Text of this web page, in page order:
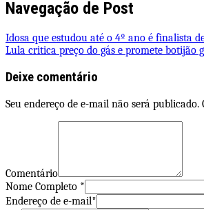
Navegação de Post
Idosa que estudou até o 4º ano é finalista
Lula critica preço do gás e promete botijão
Deixe comentário
Seu endereço de e-mail não será
Comentário
Nome Completo *
Endereço de e-mail*